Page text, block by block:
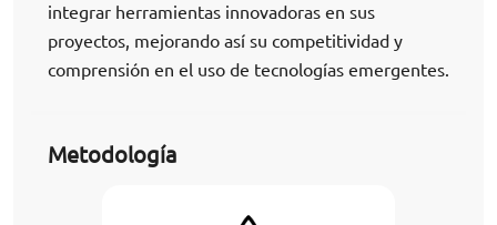
integrar herramientas innovadoras en sus
proyectos, mejorando así su competitividad y
comprensión en el uso de tecnologías emergentes.
Metodología